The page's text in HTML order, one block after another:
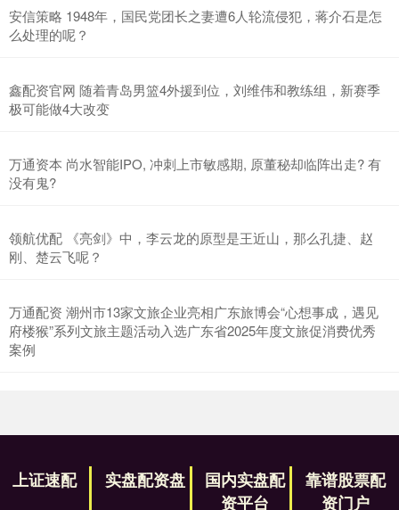
安信策略 1948年，国民党团长之妻遭6人轮流侵犯，蒋介石是怎
么处理的呢？
鑫配资官网 随着青岛男篮4外援到位，刘维伟和教练组，新赛季
极可能做4大改变
万通资本 尚水智能IPO, 冲刺上市敏感期, 原董秘却临阵出走? 有
没有鬼?
领航优配 《亮剑》中，李云龙的原型是王近山，那么孔捷、赵
刚、楚云飞呢？
万通配资 潮州市13家文旅企业亮相广东旅博会“心想事成，遇见
府楼猴”系列文旅主题活动入选广东省2025年度文旅促消费优秀
案例
上证速配 实盘配资盘
国内实盘配
资平台
靠谱股票配
资门户